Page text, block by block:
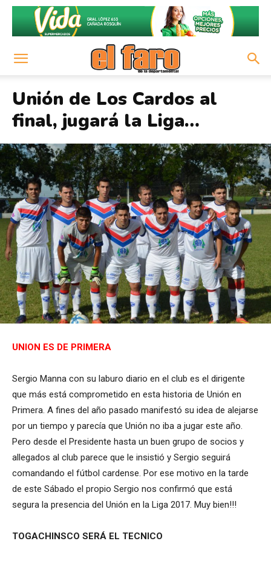
Unión de Los Cardos al
final, jugará la Liga…
UNION ES DE PRIMERA
Sergio Manna con su laburo diario en el club es el dirigente
que más está comprometido en esta historia de Unión en
Primera. A fines del año pasado manifestó su idea de alejarse
por un tiempo y parecía que Unión no iba a jugar este año.
Pero desde el Presidente hasta un buen grupo de socios y
allegados al club parece que le insistió y Sergio seguirá
comandando el fútbol cardense. Por ese motivo en la tarde
de este Sábado el propio Sergio nos confirmó que está
segura la presencia del Unión en la Liga 2017. Muy bien!!!
TOGACHINSCO SERÁ EL TECNICO